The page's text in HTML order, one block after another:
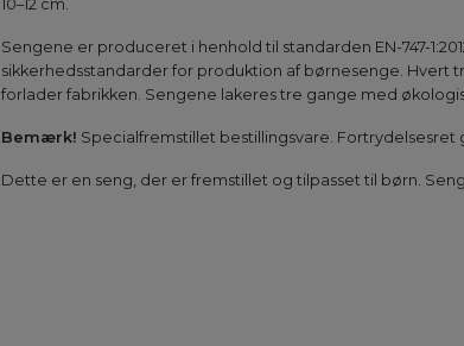
10–12 cm.
Sengene er produceret i henhold til standarden EN-747-
sikkerhedsstandarder for produktion af børnesenge.
forlader fabrikken. Sengene lakeres tre gange med
Bemærk! Specialfremstillet bestillingsvare. Fortrydelsesret
Dette er en seng, der er fremstillet og tilpasset til børn.